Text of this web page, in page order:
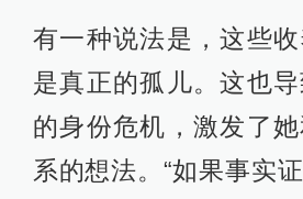
有一种说法是，这些
是真正的孤儿。这也
的身份危机，激发了
系的想法。“如果事实